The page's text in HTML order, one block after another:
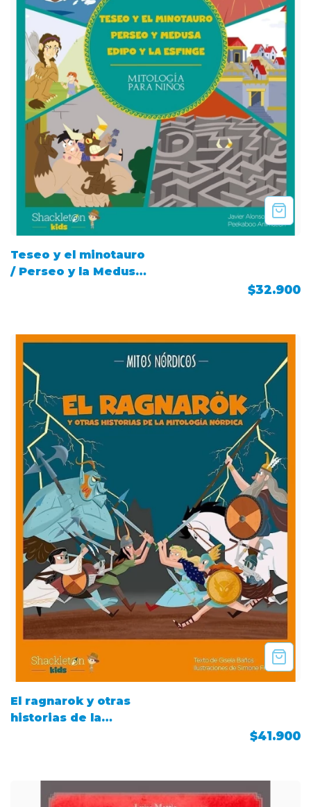
Teseo y el minotauro
/ Perseo y la Medusa
$32.900
El ragnarok y otras
historias de la
$41.900